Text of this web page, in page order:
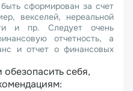
сформирован за счет
векселей, нереальной
и пр. Следует очень
отчетность, а
и отчет о финансовых
себя,